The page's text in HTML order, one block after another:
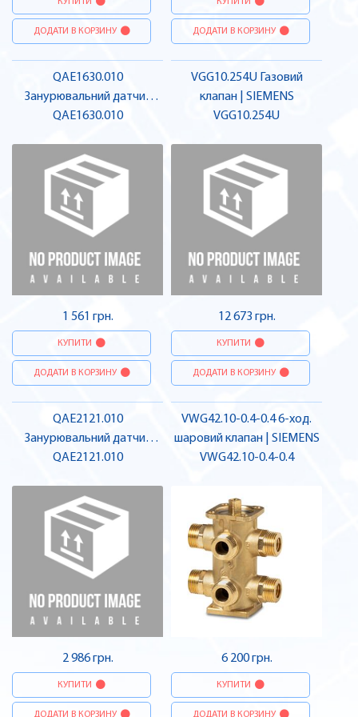
ДОДАТИ В КОРЗИНУ ДОДАТИ В КОРЗИНУ
QAE1630.010
Занурювальний датчик
температури, NTC10k 0.1 м.
QAE1630.010
1 561 грн.
КУПИТИ
ДОДАТИ В КОРЗИНУ
VGG10.254U Газовий
клапан | SIEMENS
VGG10.254U
12 673 грн.
КУПИТИ
ДОДАТИ В КОРЗИНУ
QAE2121.010
Занурювальний датчик
температури 100 мм LG-Ni
SIEMENS
QAE2121.010
2 986 грн.
КУПИТИ
ДОДАТИ В КОРЗИНУ
VWG42.10-0.4-0.4 6-ход.
шаровий клапан | SIEMENS
VWG42.10-0.4-0.4
6 200 грн.
КУПИТИ
ДОДАТИ В КОРЗИНУ